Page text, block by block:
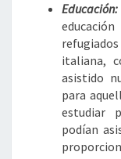
italiana,
asistido
para
estudiar
podían